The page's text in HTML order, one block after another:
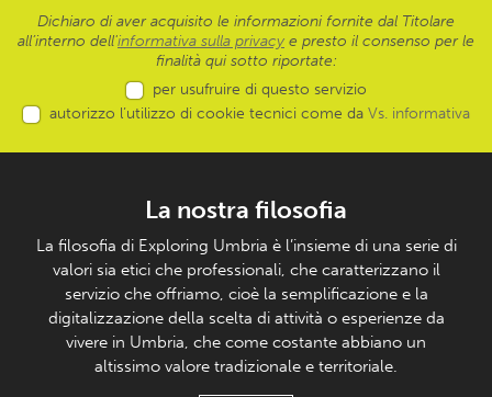
Dichiaro di aver acquisito le informazioni fornite dal Titolare
all’interno dell'informativa sulla privacy e presto il consenso per le
finalità qui sotto riportate:
per usufruire di questo servizio
autorizzo l’utilizzo di cookie tecnici come da Vs. informativa
La nostra filosofia
La filosofia di Exploring Umbria è l’insieme di una serie di
valori sia etici che professionali, che caratterizzano il
servizio che offriamo, cioè la semplificazione e la
digitalizzazione della scelta di attività o esperienze da
vivere in Umbria, che come costante abbiano un
altissimo valore tradizionale e territoriale.